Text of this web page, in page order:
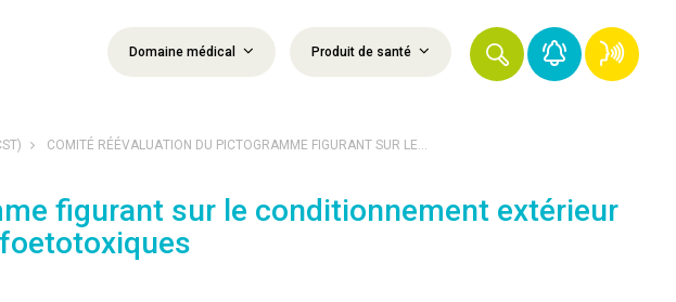
Domaine médical Produit de santé
COMITÉ RÉÉVALUATION DU PICTOGRAMME FIGURANT SUR LE...
figurant sur le conditionnement extérieur